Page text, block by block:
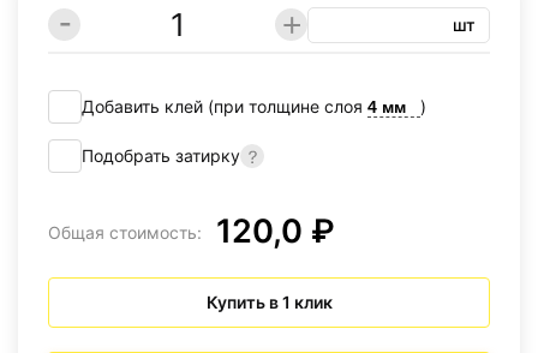
шт
Добавить клей (при толщине слоя )
Подобрать затирку
Общая стоимость: 120,0 ₽
Купить в 1 клик